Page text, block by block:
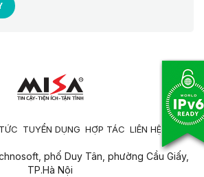
TUYỂN DỤNG HỢP TÁC LIÊN HỆ
phố Duy Tân, phường Cầu Giấy,
TP.Hà Nội